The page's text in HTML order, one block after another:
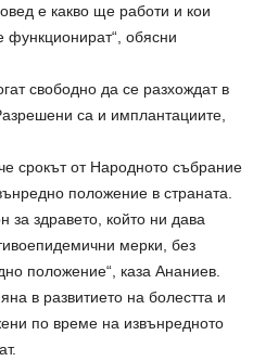
е какво ще работи и кои
обясни
свободно да се разхождат в
са и имплантациите,
срокът от Народното събрание
положение в страната.
за здравето, който ни дава
мерки, без
положение“, каза Ананиев.
в развитието на болестта и
по време на извънредното